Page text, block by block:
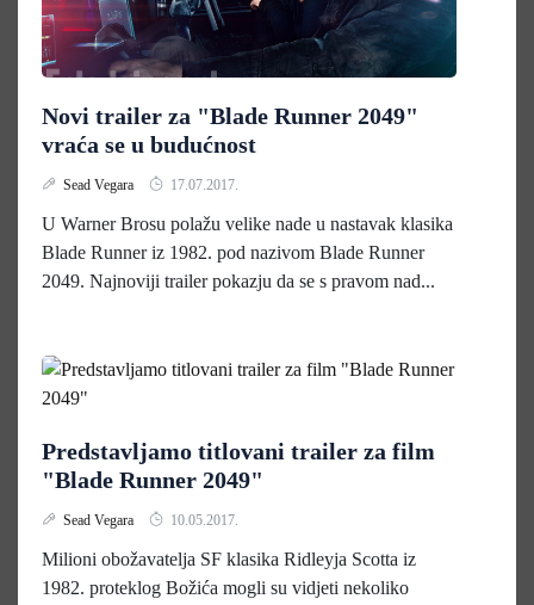
Novi trailer za "Blade Runner 2049"
vraća se u budućnost
Sead Vegara 17.07.2017.
U Warner Brosu polažu velike nade u nastavak klasika
Blade Runner iz 1982. pod nazivom Blade Runner
2049. Najnoviji trailer pokazju da se s pravom nad...
Predstavljamo titlovani trailer za film
"Blade Runner 2049"
Sead Vegara 10.05.2017.
Milioni obožavatelja SF klasika Ridleyja Scotta iz
1982. proteklog Božića mogli su vidjeti nekoliko